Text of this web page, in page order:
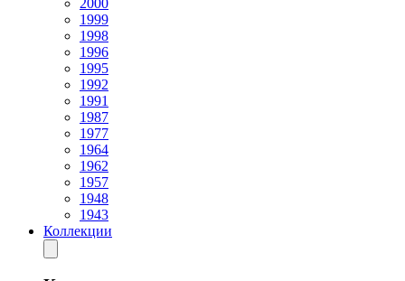
2000
1999
1998
1996
1995
1992
1991
1987
1977
1964
1962
1957
1948
1943
Коллекции